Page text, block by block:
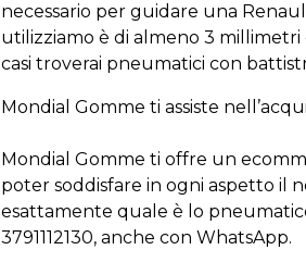
necessario per guidare una
utilizziamo è di almeno 3 millimetri
casi troverai pneumatici con
Mondial Gomme ti assiste
Mondial Gomme ti offre un
poter soddisfare in ogni aspetto il
esattamente quale è lo
3791112130, anche con WhatsApp.